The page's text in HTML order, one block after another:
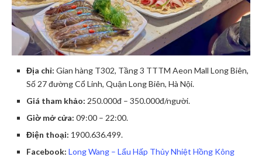
Địa chỉ: Gian hàng T302, Tầng 3 TTTM Aeon Mall Long Biên,
Số 27 đường Cổ Linh, Quận Long Biên, Hà Nội.
Giá tham khảo: 250.000đ – 350.000đ/người.
Giờ mở cửa: 09:00 – 22:00.
Điện thoại: 1900.636.499.
Facebook: Long Wang – Lẩu Hấp Thủy Nhiệt Hồng Kông